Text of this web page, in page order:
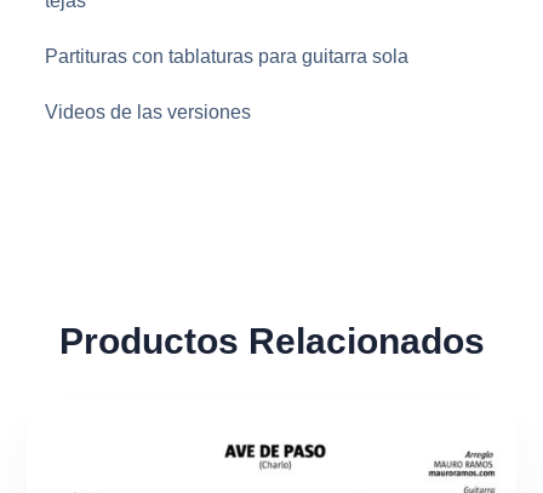
Partituras con tablaturas para guitarra sola
Videos de las versiones
Productos Relacionados